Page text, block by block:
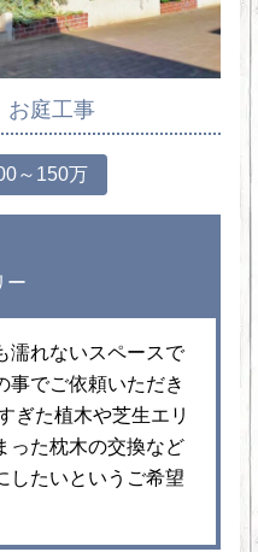
庭工事
～150万
ー
濡れないスペースで
事でご依頼いただき
ぎた植木や芝生エリ
った枕木の交換など
したいというご希望